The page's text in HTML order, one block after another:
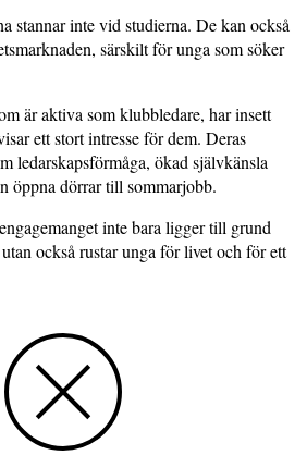
stannar inte vid studierna. De kan också
särskilt för unga som söker
är aktiva som klubbledare, har insett
ett stort intresse för dem. Deras
ledarskapsförmåga, ökad självkänsla
öppna dörrar till sommarjobb.
inte bara ligger till grund
också rustar unga för livet och för ett